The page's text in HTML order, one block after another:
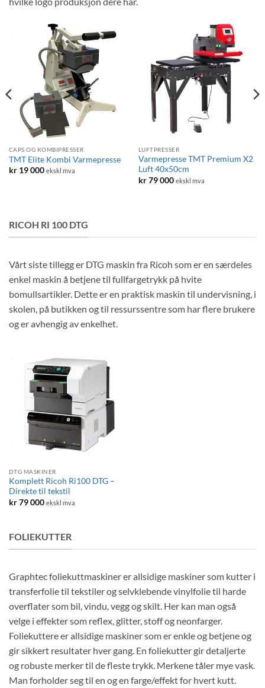
CAPS OG KOMBIPRESSER
TMT Elite Kombi Varmepresse
kr19 000 ekskl mva
LUFTPRESSER
Varmepresse TMT Premium X2
Luft 40x50cm
kr79 000 ekskl mva
RICOH RI 100 DTG
Vårt siste tillegg er DTG maskin fra Ricoh som er en særdeles
enkel maskin å betjene til fullfargetrykk på hvite
bomullsartikler. Dette er en praktisk maskin til undervisning, i
skolen, på butikken og til ressurssentre som har flere brukere
og er avhengig av enkelhet.
DTG MASKINER
Komplett Ricoh Ri100 DTG –
Direkte til tekstil
kr79 000 ekskl mva
FOLIEKUTTER
Graphtec foliekuttmaskiner er allsidige maskiner som kutter i
transferfolie til tekstiler og selvklebende vinylfolie til harde
overflater som bil, vindu, vegg og skilt. Her kan man også
velge i effekter som reflex, glitter, stoff og neonfarger.
Foliekuttere er allsidige maskiner som er enkle og betjene og
gir sikkert resultater hver gang. En foliekutter gir detaljerte
og robuste merker til de fleste trykk. Merkene tåler mye vask.
Man forholder seg til en og en farge/effekt for hvert kutt.